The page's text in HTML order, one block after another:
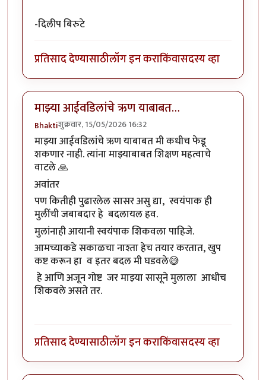
-दिलीप बिरुटे
प्रतिसाद देण्यासाठीलॉग इन कराकिंवासदस्य व्हा
माझ्या आईवडिलांचे ऋण याबाबत…
Bhaktiशुक्रवार, 15/05/2026 16:32
माझ्या आईवडिलांचे ऋण याबाबत मी कधीच फेडू
शकणार नाही. त्यांना माझ्याबाबत शिक्षण महत्वाचे
वाटले 🙏
अवांतर
पण कितीही पुढारलेल सासर असु द्या, स्वयंपाक ही
मुलींची जबाबदार हे बदलायल हव.
मुलांनाही आयानी स्वयंपाक शिकवला पाहिजे.
आमच्याकडे सकाळचा नाश्ता हेच तयार करतात, खुप
कष्ट करून हा व इतर बदल मी घडवले😅
हे आणि अजून गोष्ट जर माझ्या सासूने मुलाला आधीच
शिकवले असते तर.
प्रतिसाद देण्यासाठीलॉग इन कराकिंवासदस्य व्हा